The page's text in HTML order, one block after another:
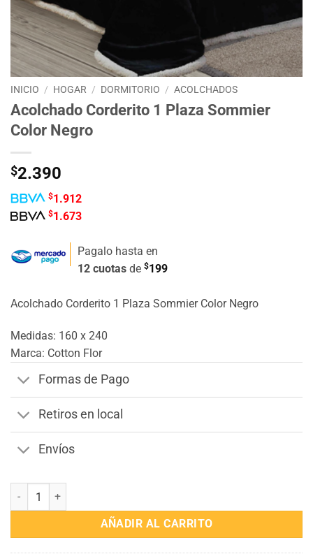
INICIO / HOGAR / DORMITORIO / ACOLCHADOS
Acolchado Corderito 1 Plaza Sommier
Color Negro
$2.390
$1.912
$1.673
Pagalo hasta en
12 cuotas de $199
Acolchado Corderito 1 Plaza Sommier Color Negro
Medidas: 160 x 240
Marca: Cotton Flor
Formas de Pago
Retiros en local
Envíos
Acolchado Corderito 1 Plaza Sommier Color Negro cantidad
AÑADIR AL CARRITO